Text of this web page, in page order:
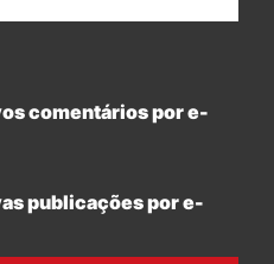
comentários por e-
publicações por e-